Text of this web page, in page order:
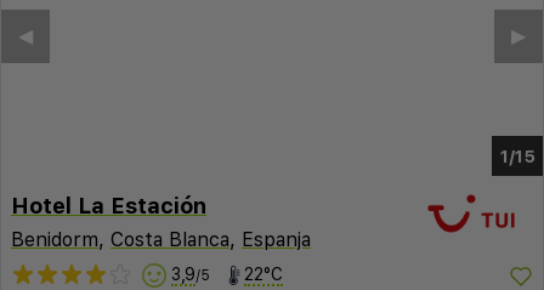
1/8
▶︎
◀︎
Hotel La Estación
Benidorm, Costa Blanca, Espanja
3,9/5 22°C